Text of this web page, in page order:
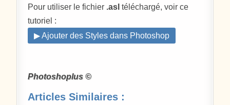
Pour utiliser le fichier .asl téléchargé, voir ce
tutoriel :
▶ Ajouter des Styles dans Photoshop
Photoshoplus ©
Articles Similaires :